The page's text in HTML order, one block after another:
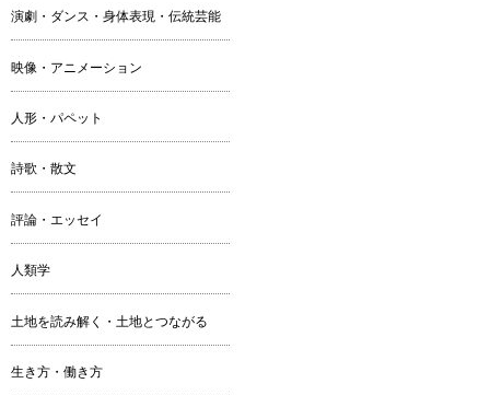
演劇・ダンス・身体表現・伝統芸能
映像・アニメーション
人形・パペット
詩歌・散文
評論・エッセイ
人類学
土地を読み解く・土地とつながる
生き方・働き方